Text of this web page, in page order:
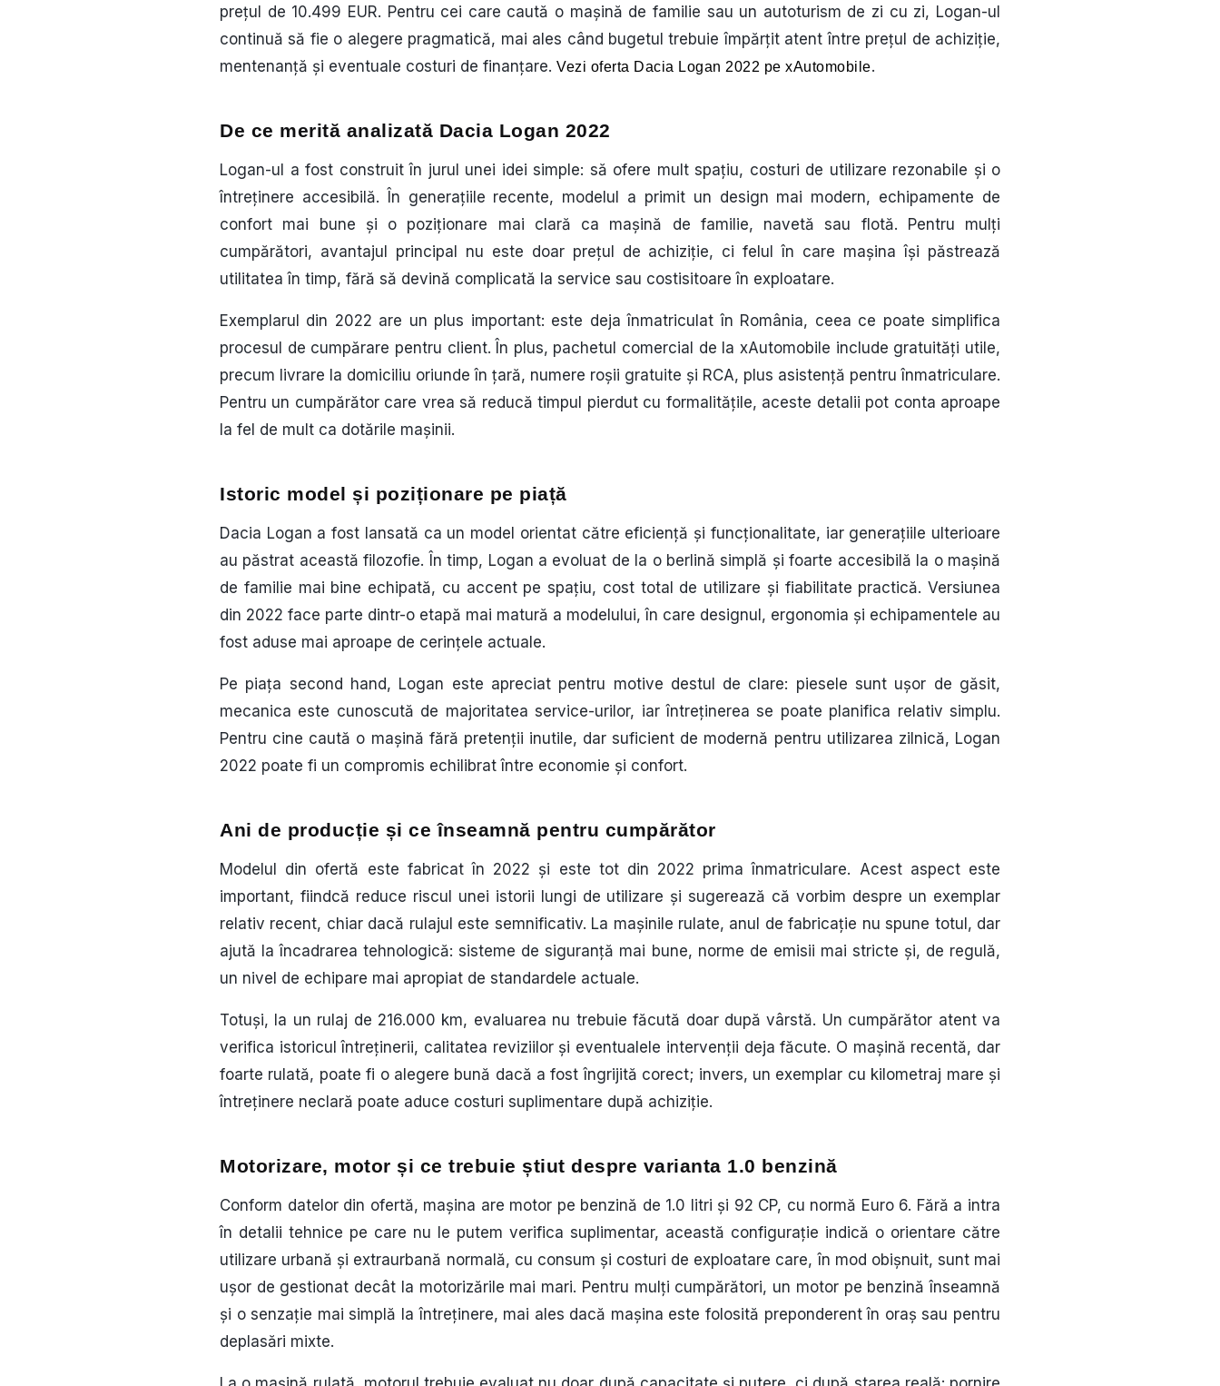
prețul de 10.499 EUR. Pentru cei care caută o mașină de familie sau un autoturism de zi cu zi, Logan-ul
continuă să fie o alegere pragmatică, mai ales când bugetul trebuie împărțit atent între prețul de achiziție,
mentenanță și eventuale costuri de finanțare. Vezi oferta Dacia Logan 2022 pe xAutomobile.
De ce merită analizată Dacia Logan 2022
Logan-ul a fost construit în jurul unei idei simple: să ofere mult spațiu, costuri de utilizare rezonabile și o
întreținere accesibilă. În generațiile recente, modelul a primit un design mai modern, echipamente de
confort mai bune și o poziționare mai clară ca mașină de familie, navetă sau flotă. Pentru mulți
cumpărători, avantajul principal nu este doar prețul de achiziție, ci felul în care mașina își păstrează
utilitatea în timp, fără să devină complicată la service sau costisitoare în exploatare.
Exemplarul din 2022 are un plus important: este deja înmatriculat în România, ceea ce poate simplifica
procesul de cumpărare pentru client. În plus, pachetul comercial de la xAutomobile include gratuități utile,
precum livrare la domiciliu oriunde în țară, numere roșii gratuite și RCA, plus asistență pentru înmatriculare.
Pentru un cumpărător care vrea să reducă timpul pierdut cu formalitățile, aceste detalii pot conta aproape
la fel de mult ca dotările mașinii.
Istoric model și poziționare pe piață
Dacia Logan a fost lansată ca un model orientat către eficiență și funcționalitate, iar generațiile ulterioare
au păstrat această filozofie. În timp, Logan a evoluat de la o berlină simplă și foarte accesibilă la o mașină
de familie mai bine echipată, cu accent pe spațiu, cost total de utilizare și fiabilitate practică. Versiunea
din 2022 face parte dintr-o etapă mai matură a modelului, în care designul, ergonomia și echipamentele au
fost aduse mai aproape de cerințele actuale.
Pe piața second hand, Logan este apreciat pentru motive destul de clare: piesele sunt ușor de găsit,
mecanica este cunoscută de majoritatea service-urilor, iar întreținerea se poate planifica relativ simplu.
Pentru cine caută o mașină fără pretenții inutile, dar suficient de modernă pentru utilizarea zilnică, Logan
2022 poate fi un compromis echilibrat între economie și confort.
Ani de producție și ce înseamnă pentru cumpărător
Modelul din ofertă este fabricat în 2022 și este tot din 2022 prima înmatriculare. Acest aspect este
important, fiindcă reduce riscul unei istorii lungi de utilizare și sugerează că vorbim despre un exemplar
relativ recent, chiar dacă rulajul este semnificativ. La mașinile rulate, anul de fabricație nu spune totul, dar
ajută la încadrarea tehnologică: sisteme de siguranță mai bune, norme de emisii mai stricte și, de regulă,
un nivel de echipare mai apropiat de standardele actuale.
Totuși, la un rulaj de 216.000 km, evaluarea nu trebuie făcută doar după vârstă. Un cumpărător atent va
verifica istoricul întreținerii, calitatea reviziilor și eventualele intervenții deja făcute. O mașină recentă, dar
foarte rulată, poate fi o alegere bună dacă a fost îngrijită corect; invers, un exemplar cu kilometraj mare și
întreținere neclară poate aduce costuri suplimentare după achiziție.
Motorizare, motor și ce trebuie știut despre varianta 1.0 benzină
Conform datelor din ofertă, mașina are motor pe benzină de 1.0 litri și 92 CP, cu normă Euro 6. Fără a intra
în detalii tehnice pe care nu le putem verifica suplimentar, această configurație indică o orientare către
utilizare urbană și extraurbană normală, cu consum și costuri de exploatare care, în mod obișnuit, sunt mai
ușor de gestionat decât la motorizările mai mari. Pentru mulți cumpărători, un motor pe benzină înseamnă
și o senzație mai simplă la întreținere, mai ales dacă mașina este folosită preponderent în oraș sau pentru
deplasări mixte.